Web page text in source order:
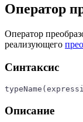
Оператор
Оператор
реализующего
Синтаксис
Описание